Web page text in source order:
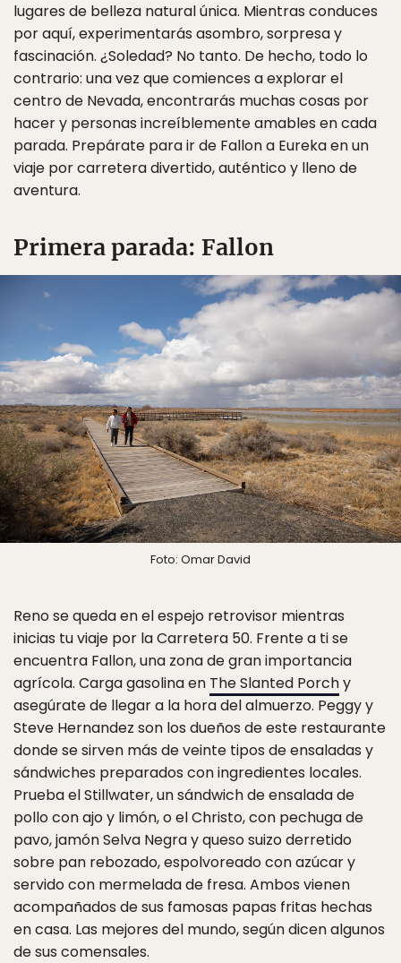
lugares de belleza natural única. Mientras conduces
por aquí, experimentarás asombro, sorpresa y
fascinación. ¿Soledad? No tanto. De hecho, todo lo
contrario: una vez que comiences a explorar el
centro de Nevada, encontrarás muchas cosas por
hacer y personas increíblemente amables en cada
parada. Prepárate para ir de Fallon a Eureka en un
viaje por carretera divertido, auténtico y lleno de
aventura.
Primera parada: Fallon
Foto: Omar David
Reno se queda en el espejo retrovisor mientras
inicias tu viaje por la Carretera 50. Frente a ti se
encuentra Fallon, una zona de gran importancia
agrícola. Carga gasolina en The Slanted Porchy
asegúrate de llegar a la hora del almuerzo. Peggy y
Steve Hernandez son los dueños de este restaurante
donde se sirven más de veinte tipos de ensaladas y
sándwiches preparados con ingredientes locales.
Prueba el Stillwater, un sándwich de ensalada de
pollo con ajo y limón, o el Christo, con pechuga de
pavo, jamón Selva Negra y queso suizo derretido
sobre pan rebozado, espolvoreado con azúcar y
servido con mermelada de fresa. Ambos vienen
acompañados de sus famosas papas fritas hechas
en casa. Las mejores del mundo, según dicen algunos
de sus comensales.